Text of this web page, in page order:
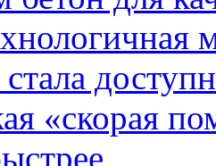
«скорая